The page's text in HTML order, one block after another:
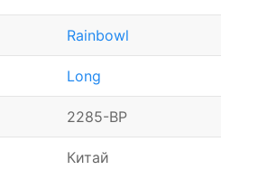
Rainbowl
Long
2285-BP
Китай